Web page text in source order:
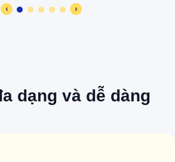
‹ ›
dạng và dễ dàng